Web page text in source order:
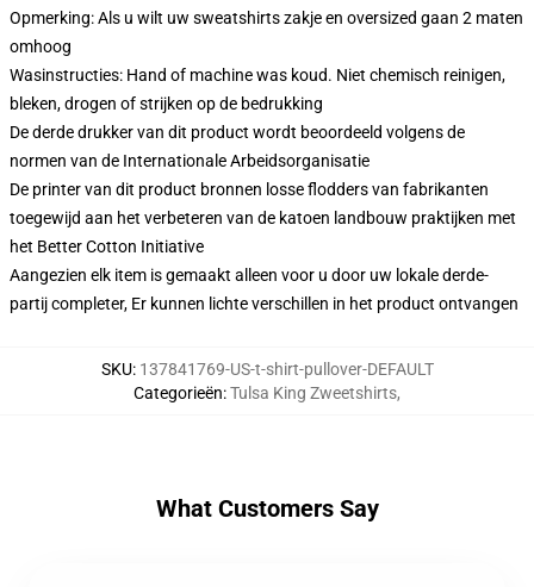
Opmerking: Als u wilt uw sweatshirts zakje en oversized gaan 2 maten
omhoog
Wasinstructies: Hand of machine was koud. Niet chemisch reinigen,
bleken, drogen of strijken op de bedrukking
De derde drukker van dit product wordt beoordeeld volgens de
normen van de Internationale Arbeidsorganisatie
De printer van dit product bronnen losse flodders van fabrikanten
toegewijd aan het verbeteren van de katoen landbouw praktijken met
het Better Cotton Initiative
Aangezien elk item is gemaakt alleen voor u door uw lokale derde-
partij completer, Er kunnen lichte verschillen in het product ontvangen
SKU: 137841769-US-t-shirt-pullover-DEFAULT
Categorieën:Tulsa King Zweetshirts,
What Customers Say